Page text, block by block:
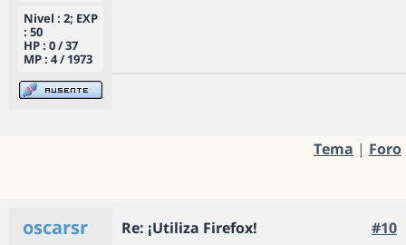
Nivel : 2; EXP
: 50
HP : 0 / 37
MP : 4 / 1973
Tema | Foro
oscarsr Re: ¡Utiliza Firefox! #10